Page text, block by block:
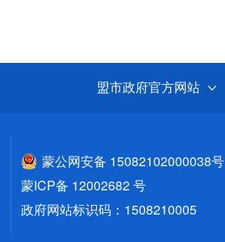
盟市政府官方网站
蒙公网安备 15082102000038号
蒙ICP备 12002682 号
政府网站标识码：1508210005